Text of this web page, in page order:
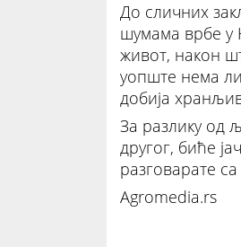
До сличних
шумама врбе у
живот, након
уопште нема
добија
За разлику од
другог, биће
разговарате
Agromedia.rs